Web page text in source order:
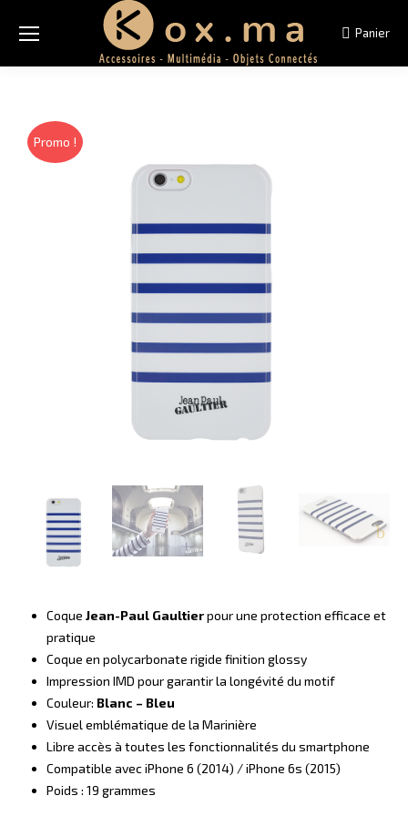
Panier
Promo !
Coque Jean-Paul Gaultierpour une protection efficace et
pratique
Coque en polycarbonate rigide finition glossy
Impression IMD pour garantir la longévité du motif
Couleur: Blanc – Bleu
Visuel emblématique de la Marinière
Libre accès à toutes les fonctionnalités du smartphone
Compatible avec iPhone 6 (2014) / iPhone 6s (2015)
Poids : 19 grammes